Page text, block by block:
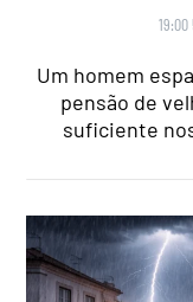
19:00
Um homem
pensão de
suficiente